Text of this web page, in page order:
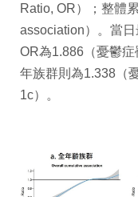
Ratio, OR）；整體
association）。當
OR為1.886（憂鬱
年族群則為1.338（
1c）。